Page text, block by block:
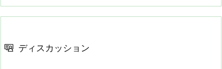
ディスカッション